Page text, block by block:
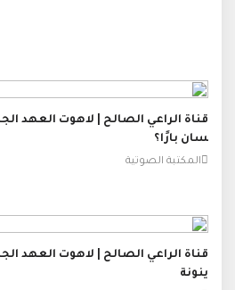
سان بارًا؟
المكتبة الصوتية
ينونة